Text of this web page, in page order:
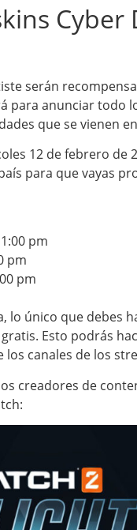
Cyber
serán
para anunciar todo
que se vienen
12 de febrero de
para que vayas
pm
pm
pm
lo único que debes
Esto podrás
los canales de los
creadores de